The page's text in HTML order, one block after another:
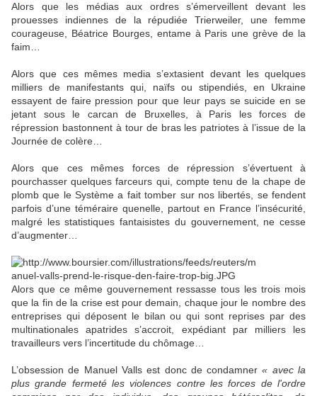
Alors que les médias aux ordres s’émerveillent devant les
prouesses indiennes de la répudiée Trierweiler, une femme
courageuse, Béatrice Bourges, entame à Paris une grève de la
faim…
Alors que ces mêmes media s’extasient devant les quelques
milliers de manifestants qui, naïfs ou stipendiés, en Ukraine
essayent de faire pression pour que leur pays se suicide en se
jetant sous le carcan de Bruxelles, à Paris les forces de
répression bastonnent à tour de bras les patriotes à l’issue de la
Journée de colère…
Alors que ces mêmes forces de répression s’évertuent à
pourchasser quelques farceurs qui, compte tenu de la chape de
plomb que le Système a fait tomber sur nos libertés, se fendent
parfois d’une téméraire quenelle, partout en France l’insécurité,
malgré les statistiques fantaisistes du gouvernement, ne cesse
d’augmenter…
Alors que ce même gouvernement ressasse tous les trois mois
que la fin de la crise est pour demain, chaque jour le nombre des
entreprises qui déposent le bilan ou qui sont reprises par des
multinationales apatrides s’accroit, expédiant par milliers les
travailleurs vers l’incertitude du chômage…
L’obsession de Manuel Valls est donc de condamner« avec la
plus grande fermeté les violences contre les forces de l'ordre